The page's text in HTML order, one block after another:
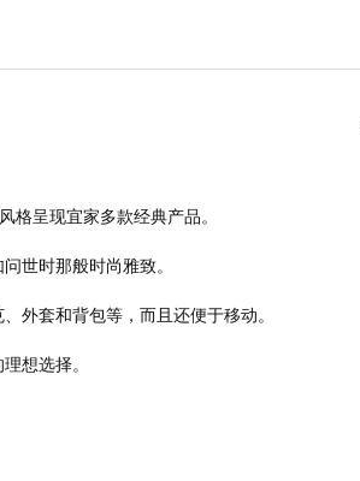
格呈现宜家多款经典产品。
世时那般时尚雅致。
外套和背包等，而且还便于移动。
想选择。